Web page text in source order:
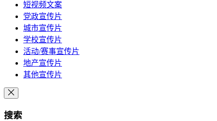
短视频文案
党政宣传片
城市宣传片
学校宣传片
活动/赛事宣传片
地产宣传片
其他宣传片
搜索